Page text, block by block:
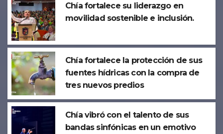
Chía fortalece su liderazgo en
movilidad sostenible e inclusión.
Chía fortalece la protección de sus
fuentes hídricas con la compra de
tres nuevos predios
Chía vibró con el talento de sus
bandas sinfónicas en un emotivo